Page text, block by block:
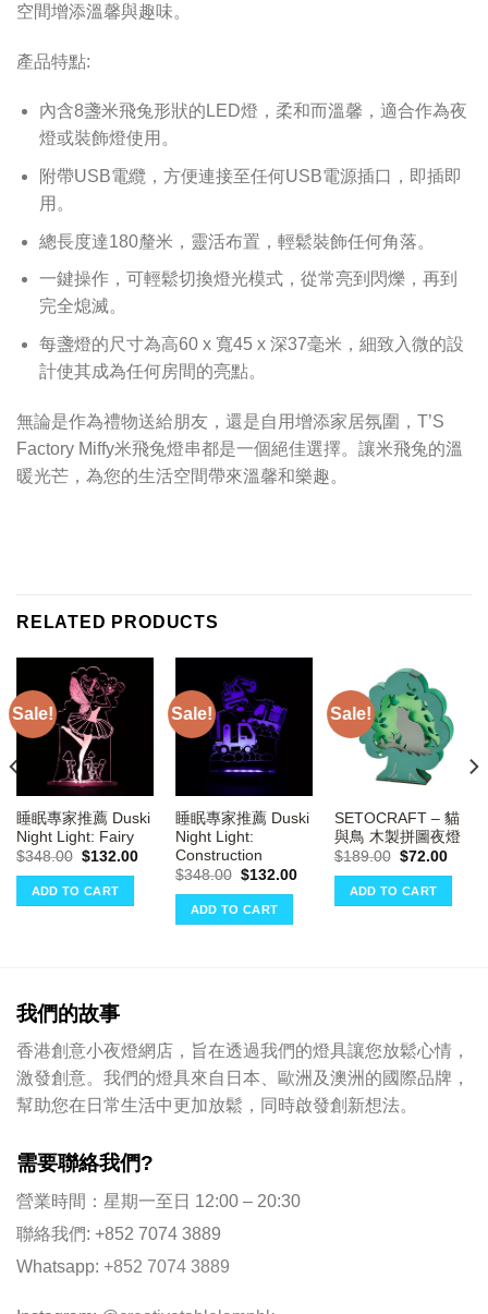
空間增添溫馨與趣味。
產品特點:
內含8盞米飛兔形狀的LED燈，柔和而溫馨，適合作為夜
燈或裝飾燈使用。
附帶USB電纜，方便連接至任何USB電源插口，即插即
用。
總長度達180釐米，靈活布置，輕鬆裝飾任何角落。
一鍵操作，可輕鬆切換燈光模式，從常亮到閃爍，再到
完全熄滅。
每盞燈的尺寸為高60 x 寬45 x 深37毫米，細致入微的設
計使其成為任何房間的亮點。
無論是作為禮物送給朋友，還是自用增添家居氛圍，T’S
Factory Miffy米飛兔燈串都是一個絕佳選擇。讓米飛兔的溫
暖光芒，為您的生活空間帶來溫馨和樂趣。
RELATED PRODUCTS
Sale!
睡眠專家推薦 Duski
Night Light: Fairy
$348.00 Original
was:
$348.00.
$132.00Current
$132.00.
ADD TO CART
Sale!
睡眠專家推薦 Duski
Night Light:
Construction
$348.00 Original
was:
$348.00.
$132.00Current
ADD TO CART
Sale!
SETOCRAFT – 貓
與鳥 木製拼圖夜燈
$189.00 Original
was:
$189.00.
$72.00
ADD TO CART
我們的故事
香港創意小夜燈網店，旨在透過我們的燈具讓您放鬆心情，
激發創意。我們的燈具來自日本、歐洲及澳洲的國際品牌，
幫助您在日常生活中更加放鬆，同時啟發創新想法。
需要聯絡我們?
營業時間：星期一至日 12:00 – 20:30
聯絡我們: +852 7074 3889
Whatsapp: +852 7074 3889